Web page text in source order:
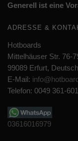
Generell ist eine
ADRESSE &
Hotboards
Mittelhäuser Str. 76-
99089 Erfurt,
E-Mail:
Telefon: 0049 361-
03616016979